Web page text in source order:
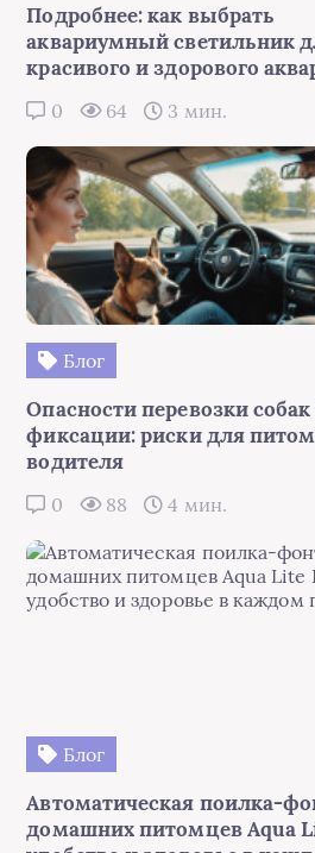
Подробнее: как выбрать
аквариумный светильник
красивого и здорового
0 64 3 мин.
Блог
Опасности перевозки собак
фиксации: риски для
водителя
0 88 4 мин.
Блог
Автоматическая поилка-
домашних питомцев Aqua